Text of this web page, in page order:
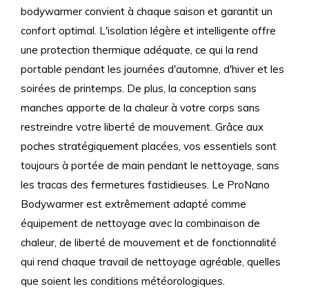
bodywarmer convient à chaque saison et garantit un
confort optimal. L'isolation légère et intelligente offre
une protection thermique adéquate, ce qui la rend
portable pendant les journées d'automne, d'hiver et les
soirées de printemps. De plus, la conception sans
manches apporte de la chaleur à votre corps sans
restreindre votre liberté de mouvement. Grâce aux
poches stratégiquement placées, vos essentiels sont
toujours à portée de main pendant le nettoyage, sans
les tracas des fermetures fastidieuses. Le ProNano
Bodywarmer est extrêmement adapté comme
équipement de nettoyage avec la combinaison de
chaleur, de liberté de mouvement et de fonctionnalité
qui rend chaque travail de nettoyage agréable, quelles
que soient les conditions météorologiques.